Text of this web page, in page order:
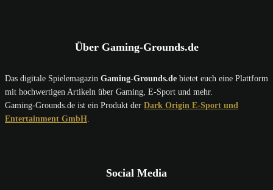
Über Gaming-Grounds.de
Das digitale Spielemagazin Gaming-Grounds.de bietet euch eine Plattform
mit hochwertigen Artikeln über Gaming, E-Sport und mehr.
Gaming-Grounds.de ist ein Produkt der Dark Origin E-Sport und
Entertainment GmbH
Social Media